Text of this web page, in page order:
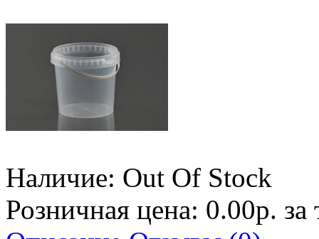
Наличие: Out Of Stock
Розничная цена: 0.00р.